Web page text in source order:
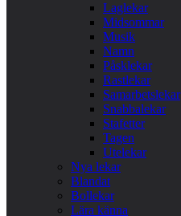
Laglekar
Midsommar
Musik
Namn
Påsklekar
Rastlekar
Samarbetslekar
Snabbalekar
Stafetter
Tagen
Utelekar
Nya lekar
Blandat
Bollekar
Lära känna